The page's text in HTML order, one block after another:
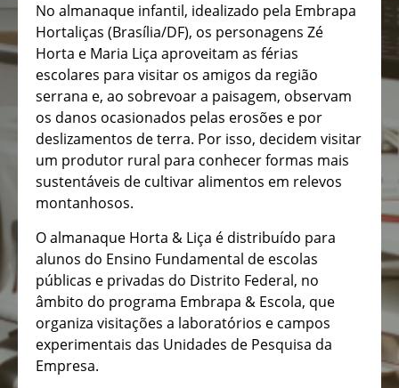
No almanaque infantil, idealizado pela Embrapa
Hortaliças (Brasília/DF), os personagens Zé
Horta e Maria Liça aproveitam as férias
escolares para visitar os amigos da região
serrana e, ao sobrevoar a paisagem, observam
os danos ocasionados pelas erosões e por
deslizamentos de terra. Por isso, decidem visitar
um produtor rural para conhecer formas mais
sustentáveis de cultivar alimentos em relevos
montanhosos.
O almanaque Horta & Liça é distribuído para
alunos do Ensino Fundamental de escolas
públicas e privadas do Distrito Federal, no
âmbito do programa Embrapa & Escola, que
organiza visitações a laboratórios e campos
experimentais das Unidades de Pesquisa da
Empresa.